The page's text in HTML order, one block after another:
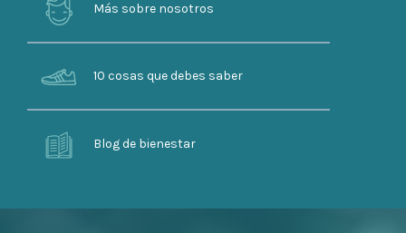
Más sobre nosotros
10 cosas que debes saber
Blog de bienestar